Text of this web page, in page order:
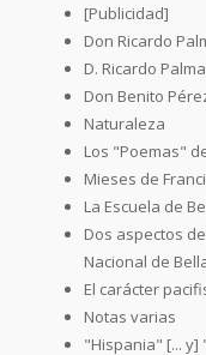
[Publicidad]
Don Ricardo
D. Ricardo Palma
Don Benito
Naturaleza
Los "Poemas"
Mieses de
La Escuela de
Dos aspectos
Nacional de
El carácter
Notas varias
"Hispania" [... y]